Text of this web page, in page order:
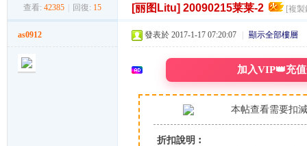
› › ›
查看: 42385 回復: 15 [丽图Litu] 20090215莱莱-2 [複
as0912 發表於 2017-1-17 07:20:07 顯示全部樓層
加入VIP👑充
本帖查看需要扣
折扣說明︰